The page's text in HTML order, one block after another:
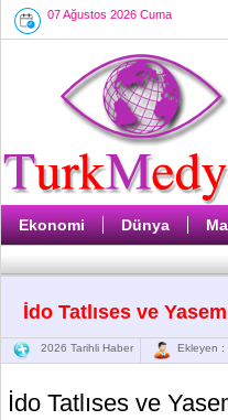
07 Ağustos 2026 Cuma
Ekonomi Dünya
İdo Tatlıses ve
2026 Tarihli Haber Ekleyen :
İdo Tatlıses ve